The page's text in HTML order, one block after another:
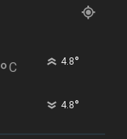
°C 4.8°
4.8°